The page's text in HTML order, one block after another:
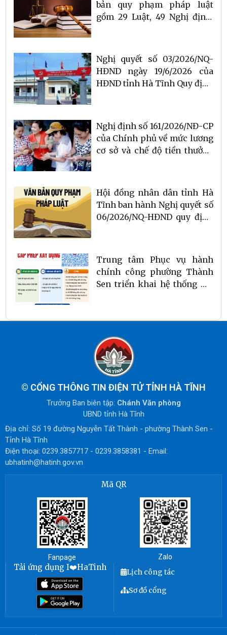
bản quy phạm pháp luật
gồm 29 Luật, 49 Nghị định,
Nghị quyết số 03/2026/NQ-
HĐND ngày 19/6/2026 của
HĐND tỉnh Hà Tĩnh Quy định
nhiệm chức danh người hoạt
động không chuyên trách ở
thôn, tổ dân phố; số lượng,
chức danh, mức hỗ trợ và
gia hoạt động ở thôn, tổ dân
phố trên địa bàn tỉnh Hà
Tĩnh
Nghị định số 161/2026/NĐ-CP
của Chính phủ về mức lương
cơ sở và chế độ tiền thưởng
trang
Hội đồng nhân dân tỉnh Hà
Tĩnh ban hành Nghị quyết số
06/2026/NQ-HĐND quy định
hiện các Chương trình mục
tiêu quốc gia giai đoạn 2026
– 2030
Trung tâm Phục vụ hành
chính công phường Thành
Sen triển khai hệ thống mã
© CỔNG THÔNG TIN ĐIỆN TỬ TỈNH HÀ TĨNH
Trưởng Ban biên tập: Chánh Văn phòng
UBND tỉnh Hà Tĩnh
Địa chỉ: Số 19 đường Nguyễn Tất Thành - phường Thành Sen -
Tỉnh Hà Tĩnh
Điện thoại: 0239.3857717 - 0239.3858381 - Email:
ubhatinh@hatinh.gov.vn
Mã QR
Fanpage Zalo
Tải ứng dụng I❤️HaTinh
Lịch công tác
Sơ đồ cổng